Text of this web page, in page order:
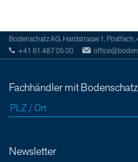
Bodenschatz AG, Hardstrasse 1,
+41 61 487 05 00
Fachhändler mit
Newsletter